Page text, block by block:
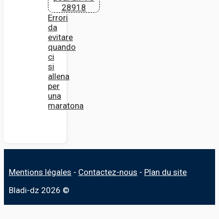
Errori
da
evitare
quando
ci
si
allena
per
una
maratona
Mentions légales - Contactez-nous - Plan du site
Bladi-dz 2026 ©